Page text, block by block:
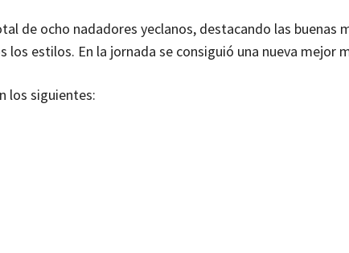
de ocho nadadores yeclanos, destacando las buenas
estilos. En la jornada se consiguió una nueva mejor
los siguientes: